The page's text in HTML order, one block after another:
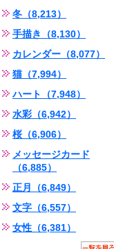
冬（8,213）
手描き（8,130）
カレンダー（8,077）
猫（7,994）
ハート（7,948）
水彩（6,942）
桜（6,906）
メッセージカード
（6,885）
正月（6,849）
文字（6,557）
女性（6,381）